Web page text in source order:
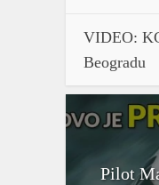
VIDEO:
Beogradu
Pilot